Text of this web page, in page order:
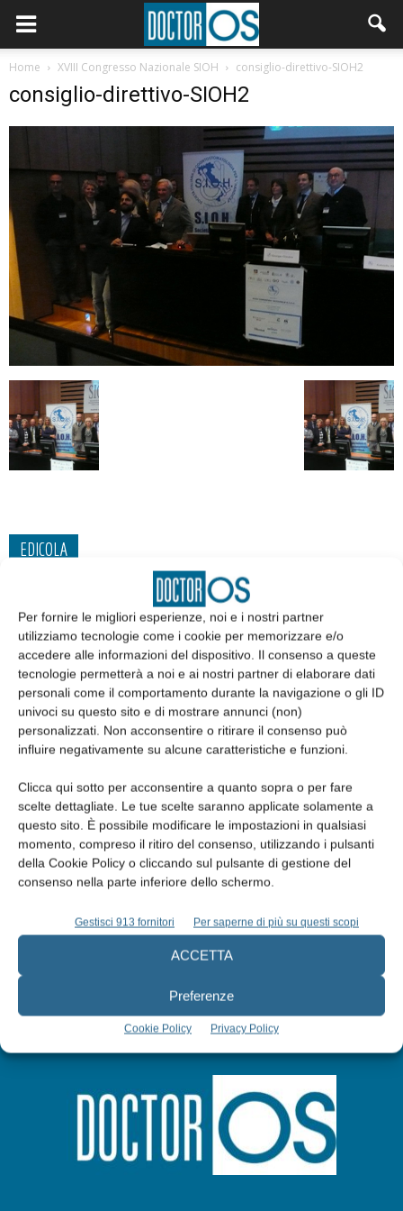
Per fornire le migliori esperienze, noi e i nostri partner
utilizziamo tecnologie come i cookie per memorizzare e/o
accedere alle informazioni del dispositivo. Il consenso a queste
tecnologie permetterà a noi e ai nostri partner di elaborare dati
personali come il comportamento durante la navigazione o gli ID
univoci su questo sito e di mostrare annunci (non)
personalizzati. Non acconsentire o ritirare il consenso può
influire negativamente su alcune caratteristiche e funzioni.
Clicca qui sotto per acconsentire a quanto sopra o per fare
scelte dettagliate. Le tue scelte saranno applicate solamente a
questo sito. È possibile modificare le impostazioni in qualsiasi
momento, compreso il ritiro del consenso, utilizzando i pulsanti
della Cookie Policy o cliccando sul pulsante di gestione del
consenso nella parte inferiore dello schermo.
Gestisci 913 fornitori Per saperne di più su questi scopi
ACCETTA
Preferenze
Cookie Policy Privacy Policy
Home XVIII Congresso Nazionale SIOH consiglio-direttivo-SIOH2
consiglio-direttivo-SIOH2
EDICOLA
Edicola web
Abbonati